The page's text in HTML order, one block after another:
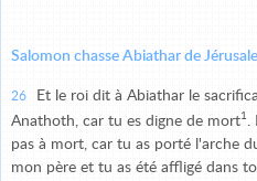
Salomon chasse Abiathar de
26
Et le roi dit à Abiathar le
Anathoth, car tu es digne de mort1
pas à mort, car tu as porté l'arche
mon père et tu as été affligé dans